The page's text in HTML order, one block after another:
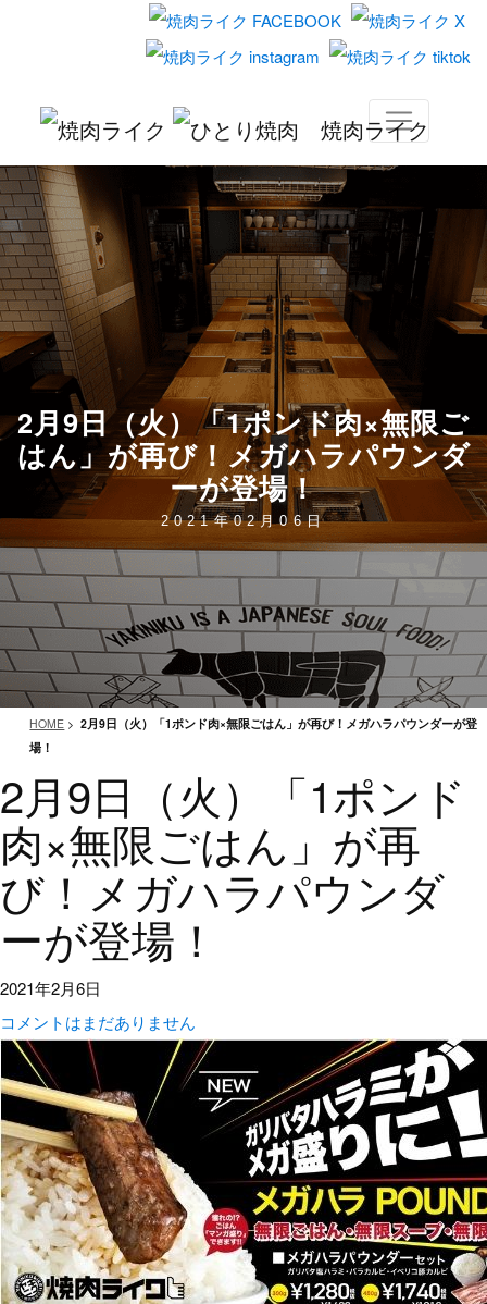
2月9日（火）「1ポンド肉×無限ご
はん」が再び！メガハラパウンダ
ーが登場！
2021年02月06日
HOME >2月9日（火）「1ポンド肉×無限ごはん」が再び！メガハラパウンダーが登
場！
2月9日（火）「1ポンド
肉×無限ごはん」が再
び！メガハラパウンダ
ーが登場！
2021年2月6日
コメントはまだありません